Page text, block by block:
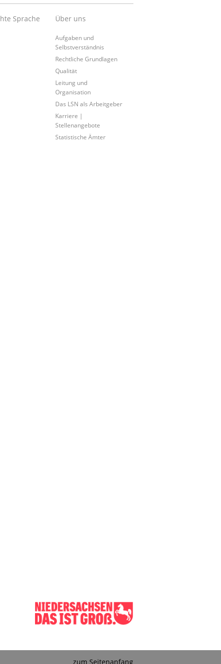
Sprache Über uns
Aufgaben und
Selbstverständnis
Rechtliche Grundlagen
Qualität
Leitung und
Organisation
Das LSN als Arbeitgeber
Karriere |
Stellenangebote
Statistische Ämter
zum Seitenanfang